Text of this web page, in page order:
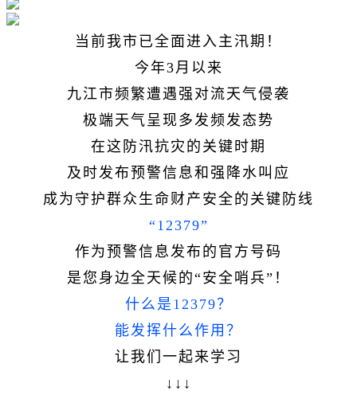
当前我市已全面进入主汛期！
今年3月以来
九江市频繁遭遇强对流天气侵袭
极端天气呈现多发频发态势
在这防汛抗灾的关键时期
及时发布预警信息和强降水叫应
成为守护群众生命财产安全的关键防线
“12379”
作为预警信息发布的官方号码
是您身边全天候的“安全哨兵”！
什么是12379？
能发挥什么作用？
让我们一起来学习
↓↓↓